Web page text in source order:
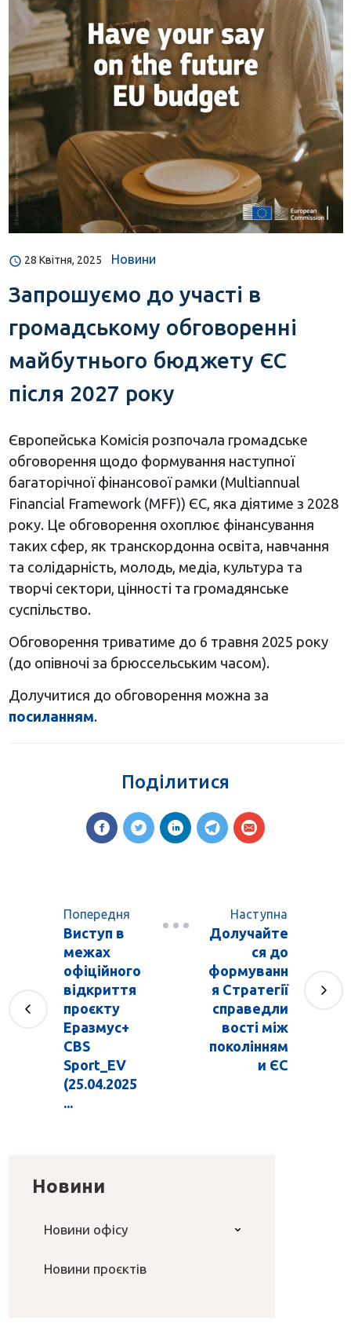
28 Квітня, 2025 Новини
Запрошуємо до участі в
громадському обговоренні
майбутнього бюджету ЄС
після 2027 року
Європейська Комісія розпочала громадське
обговорення щодо формування наступної
багаторічної фінансової рамки (Multiannual
Financial Framework (MFF)) ЄС, яка діятиме з 2028
року. Це обговорення охоплює фінансування
таких сфер, як транскордонна освіта, навчання
та солідарність, молодь, медіа, культура та
творчі сектори, цінності та громадянське
суспільство.​
Обговорення триватиме до 6 травня 2025 року
(до опівночі за брюссельським часом).​
Долучитися до обговорення можна за
посиланням.
Поділитися
Попередня
Виступ в
межах
офіційного
відкриття
проєкту
Еразмус+
CBS
Sport_EV
(25.04.2025
...
Наступна
Долучайте
ся до
формуванн
я Стратегії
справедли
вості між
поколінням
и ЄС
Новини
Новини офісу
Новини проєктів